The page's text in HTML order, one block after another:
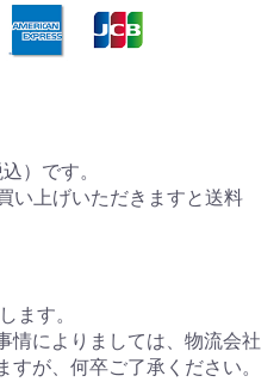
込）です。
い上げいただきますと送料
ます。
情によりましては、物流会社
が、何卒ご了承ください。